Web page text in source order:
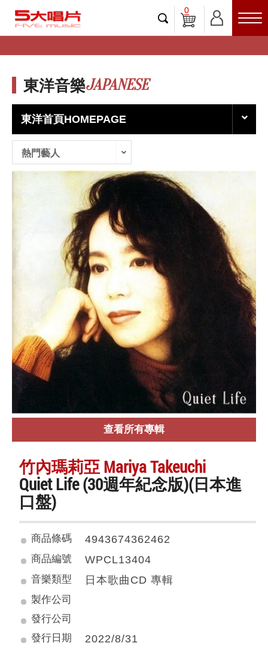
0
東洋音樂JAPANESE
東洋首頁HOMEPAGE
熱門藝人
查看所有專輯
竹內瑪莉亞 Mariya Takeuchi
Quiet Life (30週年紀念版)(日本進
口盤)
商品條碼 4943674362462
商品編號 WPCL13404
音樂類型 日本歌曲CD 專輯
製作公司
發行公司
發行日期
2022/8/31